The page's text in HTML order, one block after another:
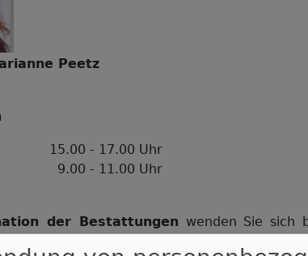
Peetz
15.00 - 17.00 Uhr
9.00 - 11.00 Uhr
der Bestattungen wenden Sie sich
Tel.: 09261-9665838